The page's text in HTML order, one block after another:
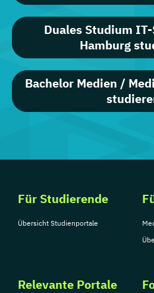
Duales Studium
Hamburg
Bachelor Medien /
Für Studierende
Übersicht Studienportale
Relevante Portale